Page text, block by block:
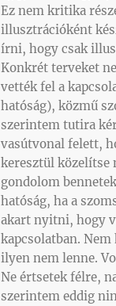
Ez nem kritika
illusztrációként
írni, hogy csak
Konkrét terveket
vették fel a
hatóság), közmű
szerintem tutira
vasútvonal felett,
keresztül közelítse
gondolom
hatóság, ha a
akart nyitni, hogy
kapcsolatban.
ilyen nem lenne.
Ne értsetek félre,
szerintem eddig